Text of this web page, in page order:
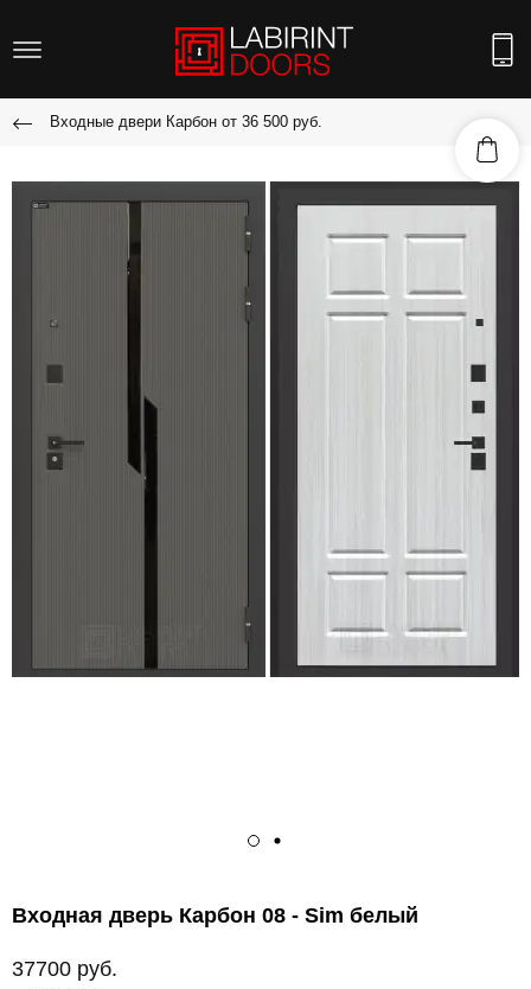
Входные двери Карбон от 36 500 руб.
Входная дверь Карбон 08 - Sim белый
37700 руб.